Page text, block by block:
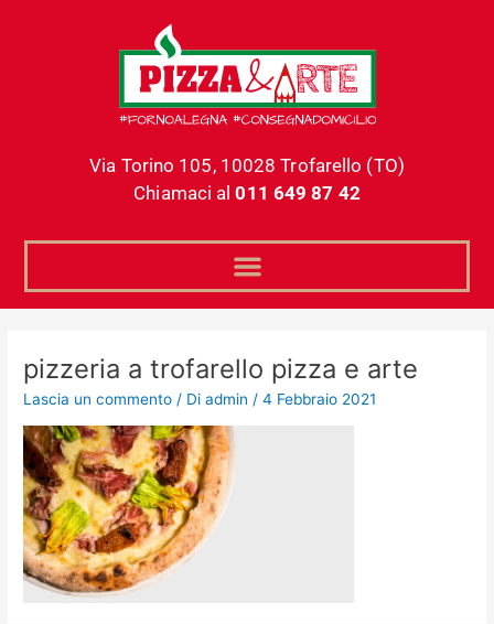
Via Torino 105, 10028 Trofarello (TO)
Chiamaci al 011 649 87 42
pizzeria a trofarello pizza e arte
Lascia un commento / Diadmin/4 Febbraio 2021